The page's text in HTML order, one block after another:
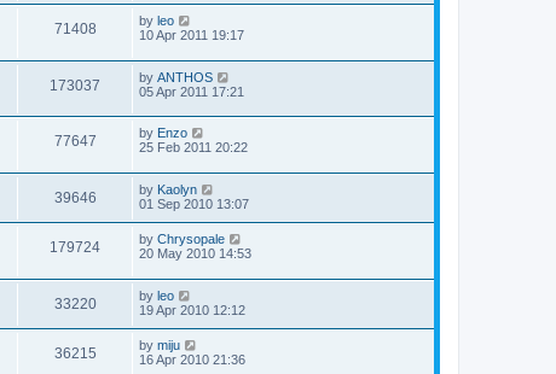
71408 by leo
10 Apr 2011 19:17
173037 by ANTHOS
05 Apr 2011 17:21
77647 by Enzo
25 Feb 2011 20:22
39646 by Kaolyn
01 Sep 2010 13:07
179724 by Chrysopale
20 May 2010 14:53
33220 by leo
19 Apr 2010 12:12
36215 by miju
16 Apr 2010 21:36